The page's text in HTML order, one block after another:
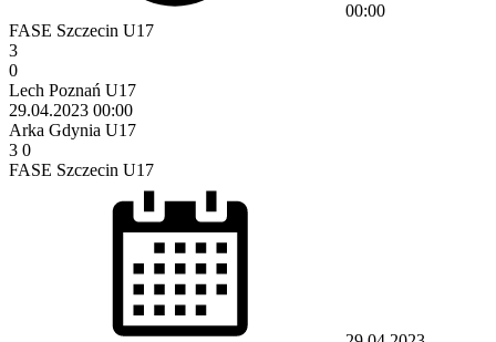
00:00
FASE Szczecin U17
3
0
Lech Poznań U17
29.04.2023 00:00
Arka Gdynia U17
3 0
FASE Szczecin U17